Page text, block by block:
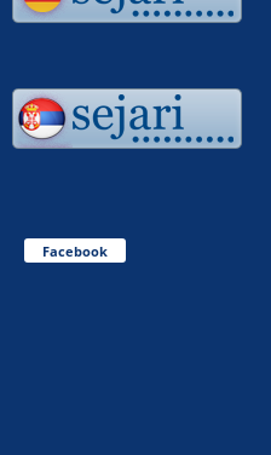
Facebook